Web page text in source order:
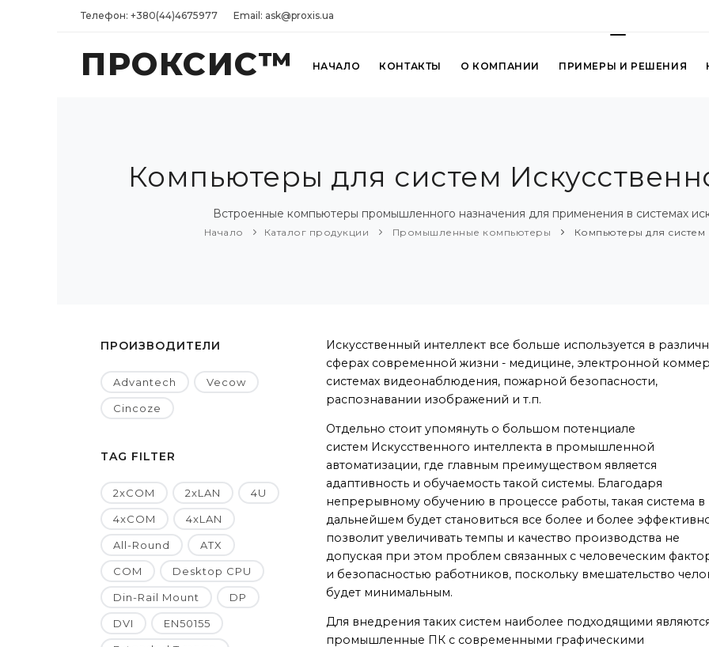
Телефон: +380(44)4675977 Email: ask@proxis.ua
ПРОКСИС™ НАЧАЛО КОНТАКТЫ О КОМПАНИИ ПРИМЕРЫ И РЕШЕНИЯ
Компьютеры для систем
Встроенные компьютеры промышленного назначения для применения в системах
Начало Каталог продукции Промышленные компьютеры Компьютеры для систем
ПРОИЗВОДИТЕЛИ
Advantech Vecow
Cincoze
TAG FILTER
2xCOM 2xLAN 4U
4xCOM 4xLAN
All-Round ATX
COM Desktop CPU
Din-Rail Mount DP
DVI EN50155
Искусственный интеллект все больше используется в
сферах современной жизни - медицине, электронной
системах видеонаблюдения, пожарной безопасности,
распознавании изображений и т.п.
Отдельно стоит упомянуть о большом потенциале
систем Искусственного интеллекта в промышленной
автоматизации, где главным преимуществом является
адаптивность и обучаемость такой системы. Благодаря
непрерывному обучению в процессе работы, такая система в
дальнейшем будет становиться все более и более
позволит увеличивать темпы и качество производства не
допуская при этом проблем связанных с человеческим
и безопасностью работников, поскольку вмешательство
будет минимальным.
Для внедрения таких систем наиболее подходящими
промышленные ПК с современными графическими